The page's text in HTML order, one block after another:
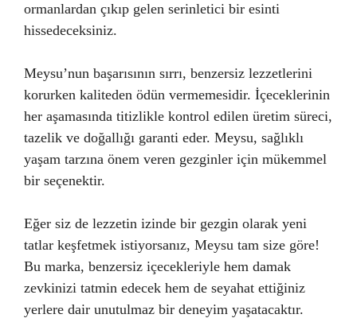
ormanlardan çıkıp gelen serinletici bir esinti
hissedeceksiniz.
Meysu’nun başarısının sırrı, benzersiz lezzetlerini
korurken kaliteden ödün vermemesidir. İçeceklerinin
her aşamasında titizlikle kontrol edilen üretim süreci,
tazelik ve doğallığı garanti eder. Meysu, sağlıklı
yaşam tarzına önem veren gezginler için mükemmel
bir seçenektir.
Eğer siz de lezzetin izinde bir gezgin olarak yeni
tatlar keşfetmek istiyorsanız, Meysu tam size göre!
Bu marka, benzersiz içecekleriyle hem damak
zevkinizi tatmin edecek hem de seyahat ettiğiniz
yerlere dair unutulmaz bir deneyim yaşatacaktır.